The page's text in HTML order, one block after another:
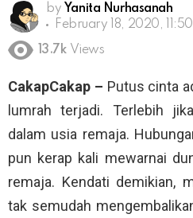
by Yanita Nurhasanah
February 18, 2020,
13.7k Views
CakapCakap – Putus cinta
lumrah terjadi. Terlebih
dalam usia remaja.
pun kerap kali mewarnai
remaja. Kendati demikian,
tak semudah